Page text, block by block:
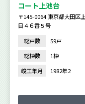
コート上池台
〒145-0064 東京都大田区
目４６番５号
総戸数
59戸
総棟数
1棟
竣工年月
1982年2